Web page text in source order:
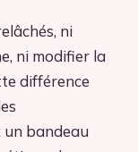
ni
ni modifier la
différence
un bandeau